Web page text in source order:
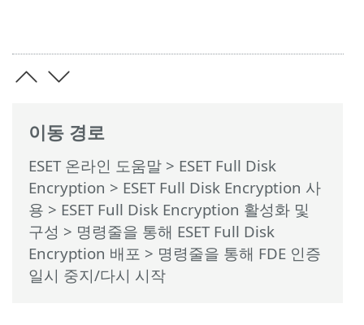
이동 경로
ESET 온라인 도움말 > ESET Full Disk
Encryption > ESET Full Disk Encryption 사
용 > ESET Full Disk Encryption 활성화 및
구성 > 명령줄을 통해 ESET Full Disk
Encryption 배포 > 명령줄을 통해 FDE 인증
일시 중지/다시 시작